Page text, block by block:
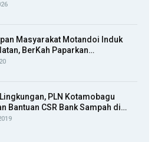
Masyarakat Motandoi Induk
BerKah Paparkan…
PLN Kotamobagu
Bantuan CSR Bank Sampah di…